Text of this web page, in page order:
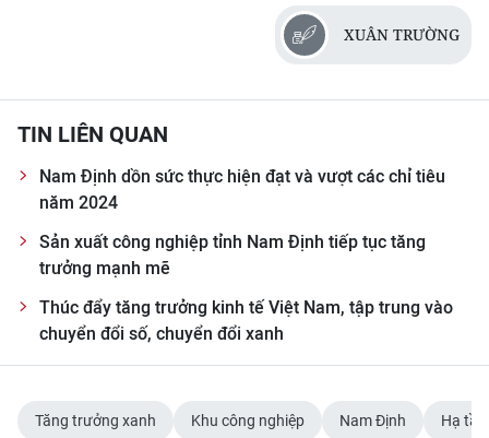
XUÂN TRƯỜNG
TIN LIÊN QUAN
Nam Định dồn sức thực hiện đạt và vượt các chỉ tiêu
năm 2024
Sản xuất công nghiệp tỉnh Nam Định tiếp tục tăng
trưởng mạnh mẽ
Thúc đẩy tăng trưởng kinh tế Việt Nam, tập trung vào
chuyển đổi số, chuyển đổi xanh
Tăng trưởng xanh Khu công nghiệp Nam Định Hạ